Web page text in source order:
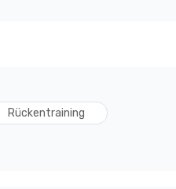
Rückentraining